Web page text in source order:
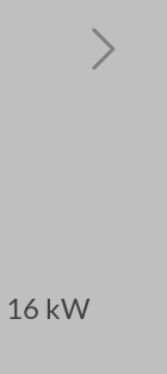
16 kW